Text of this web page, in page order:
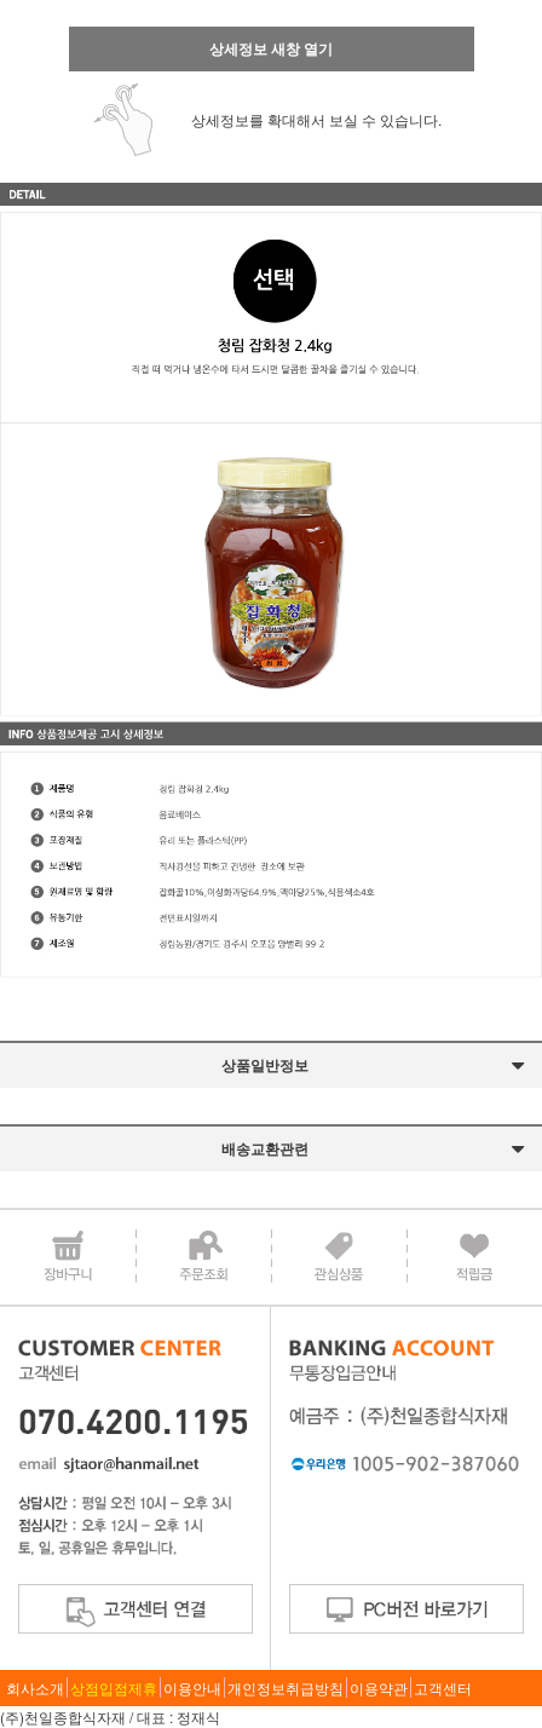
상세정보 새창 열기
상세정보를 확대해서 보실 수 있습니다.
상품일반정보
배송교환관련
회사소개 상점입점제휴 이용안내 개인정보취급방침 이용약관 고객센터
(주)천일종합식자재 / 대표 : 정재식